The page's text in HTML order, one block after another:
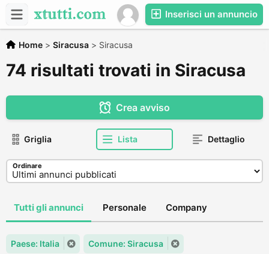
Inserisci un annuncio
Home > Siracusa > Siracusa
74 risultati trovati in Siracusa
Crea avviso
Griglia Lista Dettaglio
Ordinare
Tutti gli annunci Personale Company
Paese: Italia Comune: Siracusa